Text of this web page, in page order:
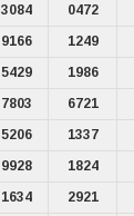
3084 0472
9166 1249
5429 1986
7803 6721
5206 1337
9928 1824
1634 2921